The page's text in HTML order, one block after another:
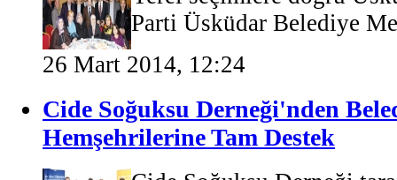
Parti Üsküdar Belediye
26 Mart 2014, 12:24
Cide Soğuksu Derneği'nden
Hemşehrilerine Tam Destek